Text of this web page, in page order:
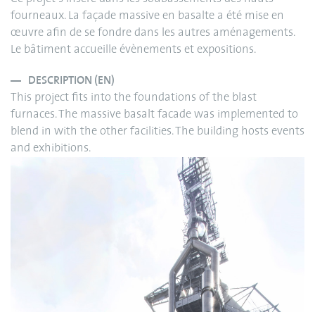
fourneaux. La façade massive en basalte a été mise en
œuvre afin de se fondre dans les autres aménagements.
Le bâtiment accueille évènements et expositions.
DESCRIPTION (EN)
This project fits into the foundations of the blast
furnaces. The massive basalt facade was implemented to
blend in with the other facilities. The building hosts events
and exhibitions.